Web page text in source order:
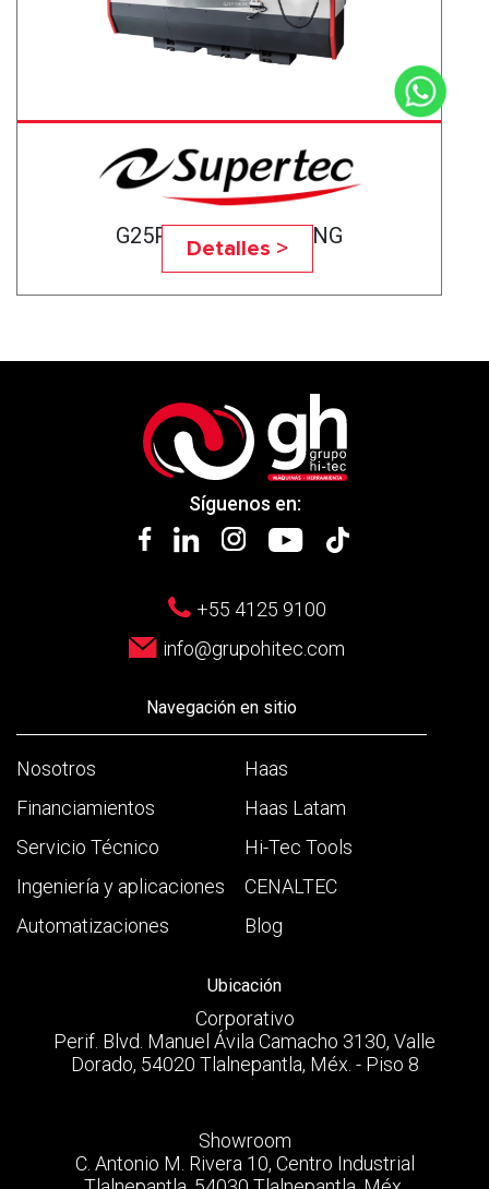
G25P-75CNC BEARING
Detalles >
Síguenos en:
+55 4125 9100
info@grupohitec.com
Navegación en sitio
Nosotros
Financiamientos
Servicio Técnico
Ingeniería y aplicaciones
Automatizaciones
Haas
Haas Latam
Hi-Tec Tools
CENALTEC
Blog
Ubicación
Corporativo
Perif. Blvd. Manuel Ávila Camacho 3130, Valle
Dorado, 54020 Tlalnepantla, Méx. - Piso 8
Showroom
C. Antonio M. Rivera 10, Centro Industrial